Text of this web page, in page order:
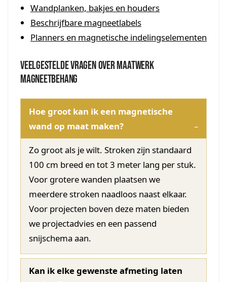
Wandplanken, bakjes en houders
Beschrijfbare magneetlabels
Planners en magnetische indelingselementen
Veelgestelde vragen over maatwerk
magneetbehang
Hoe groot kan ik een magnetische
wand op maat maken?
Zo groot als je wilt. Stroken zijn standaard
100 cm breed en tot 3 meter lang per stuk.
Voor grotere wanden plaatsen we
meerdere stroken naadloos naast elkaar.
Voor projecten boven deze maten bieden
we projectadvies en een passend
snijschema aan.
Kan ik elke gewenste afmeting laten